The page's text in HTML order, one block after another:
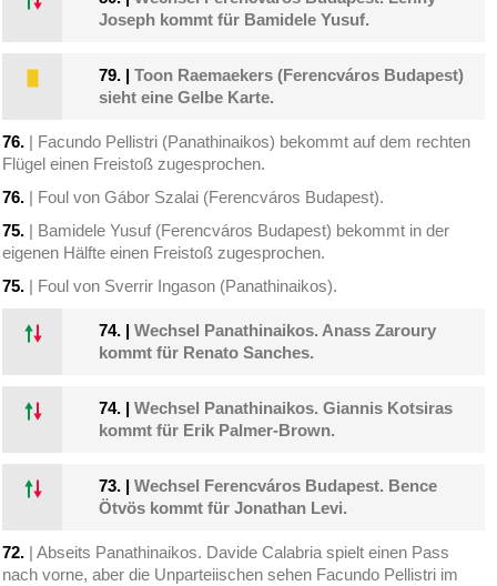
Joseph kommt für Bamidele Yusuf.
79. |Toon Raemaekers (Ferencváros Budapest)
sieht eine Gelbe Karte.
76. | Facundo Pellistri (Panathinaikos) bekommt auf dem rechten
Flügel einen Freistoß zugesprochen.
76. | Foul von Gábor Szalai (Ferencváros Budapest).
75. | Bamidele Yusuf (Ferencváros Budapest) bekommt in der
eigenen Hälfte einen Freistoß zugesprochen.
75. | Foul von Sverrir Ingason (Panathinaikos).
74. |Wechsel Panathinaikos. Anass Zaroury
kommt für Renato Sanches.
74. |Wechsel Panathinaikos. Giannis Kotsiras
kommt für Erik Palmer-Brown.
73. |Wechsel Ferencváros Budapest. Bence
Ötvös kommt für Jonathan Levi.
72. | Abseits Panathinaikos. Davide Calabria spielt einen Pass
nach vorne, aber die Unparteiischen sehen Facundo Pellistri im